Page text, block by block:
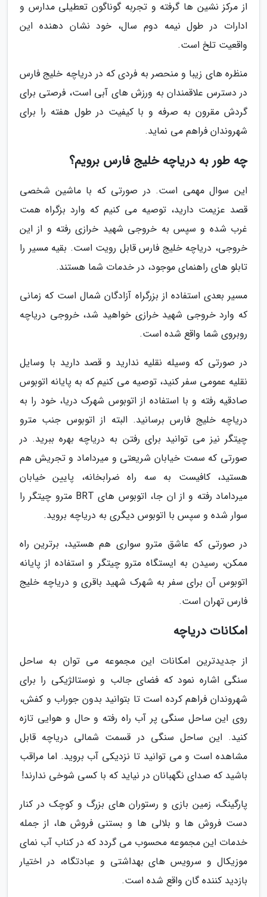
از مرکز نشین ها گرفته و تجربه گوناگون تعطیلی مدارس و
ادارات در طول نیمه دوم سال، خود نشان دهنده این
واقعیت تلخ است.
منظره های زیبا و منحصر به فردی که در دریاچه خلیج فارس
در دسترس علاقمندان به ورزش های آبی است، فرصتی برای
گردش مقرون به صرفه و با کیفیت در طول هفته را برای
شهروندان فراهم می نماید.
چه طور به دریاچه خلیج فارس برویم؟
این سوال مهمی است. در صورتی که با ماشین شخصی
قصد عزیمت دارید، توصیه می کنیم که وارد بزگراه همت
غرب شده و سپس به خروجی شهید خرازی رفته و از این
خروجی، دریاچه خلیج فارس قابل رویت است. بقیه مسیر را
تابلو های راهنمای موجود، در خدمات شما هستند.
مسیر بعدی استفاده از بزرگراه آزادگان شمال است که زمانی
که وارد خروجی شهید خرازی خواهید شد، خروجی دریاچه
روبروی شما واقع شده است.
در صورتی که وسیله نقلیه ندارید و قصد دارید با وسایل
نقلیه عمومی سفر کنید، توصیه می کنیم که به پایانه اتوبوس
صادقیه رفته و با استفاده از اتوبوس شهرک دریا، خود را به
دریاچه خلیج فارس برسانید. البته از اتوبوس جنب مترو
چیتگر نیز می توانید برای رفتن به دریاچه بهره ببرید. در
صورتی که سمت خیابان شریعتی و میرداماد و تجریش هم
هستید، کافیست به سه راه ضرابخانه، پایین خیابان
میرداماد رفته و از ان جا، اتوبوس های BRT مترو چیتگر را
سوار شده و سپس با اتوبوس دیگری به دریاچه بروید.
در صورتی که عاشق مترو سواری هم هستید، برترین راه
ممکن، رسیدن به ایستگاه مترو چیتگر و استفاده از پایانه
اتوبوس آن برای سفر به شهرک شهید باقری و دریاچه خلیج
فارس تهران است.
امکانات دریاچه
از جدیدترین امکانات این مجموعه می توان به ساحل
سنگی اشاره نمود که فضای جالب و نوستالژیکی را برای
شهروندان فراهم کرده است تا بتوانید بدون جوراب و کفش،
روی این ساحل سنگی پر آب راه رفته و حال و هوایی تازه
کنید. این ساحل سنگی در قسمت شمالی دریاچه قابل
مشاهده است و می توانید تا نزدیکی آب بروید. اما مراقب
باشید که صدای نگهبانان در نیاید که با کسی شوخی ندارند!
پارگینگ، زمین بازی و رستوران های بزرگ و کوچک در کنار
دست فروش ها و بلالی ها و بستنی فروش ها، از جمله
خدمات این مجموعه محسوب می گردد که در کناب آب نمای
موزیکال و سرویس های بهداشتی و عبادتگاه، در اختیار
بازدید کننده گان واقع شده است.